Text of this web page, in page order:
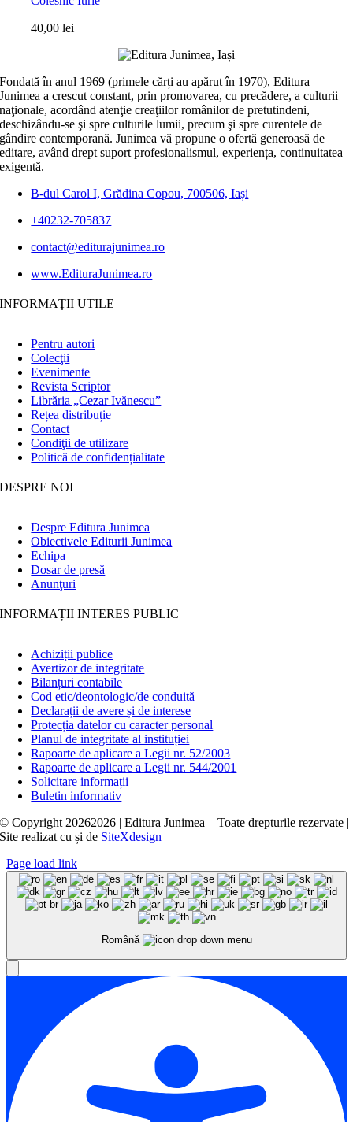
40,00lei
Fondată în anul 1969 (primele cărți au apărut în 1970), Editura
Junimea a crescut constant, prin promovarea, cu precădere, a culturii
naţionale, acordând atenţie creaţiilor românilor de pretutindeni,
deschizându-se şi spre culturile lumii, precum şi spre curentele de
gândire contemporană. Junimea vă propune o ofertă generoasă de
editare, având drept suport profesionalismul, experiența, continuitatea
exigentă.
B-dul Carol I, Grădina Copou, 700506, Iași
+40232-705837
contact@editurajunimea.ro
www.EdituraJunimea.ro
INFORMAŢII UTILE
Pentru autori
Colecţii
Evenimente
Revista Scriptor
Librăria „Cezar Ivănescu”
Rețea distribuție
Contact
Condiţii de utilizare
Politică de confidențialitate
DESPRE NOI
Despre Editura Junimea
Obiectivele Editurii Junimea
Echipa
Dosar de presă
Anunţuri
INFORMAȚII INTERES PUBLIC
Achiziții publice
Avertizor de integritate
Bilanțuri contabile
Cod etic/deontologic/de conduită
Declarații de avere și de interese
Protecția datelor cu caracter personal
Planul de integritate al instituției
Rapoarte de aplicare a Legii nr. 52/2003
Rapoarte de aplicare a Legii nr. 544/2001
Solicitare informații
Buletin informativ
© Copyright 20262026 | Editura Junimea – Toate drepturile rezervate |
Site realizat cușide SiteXdesign
Page load link
Română